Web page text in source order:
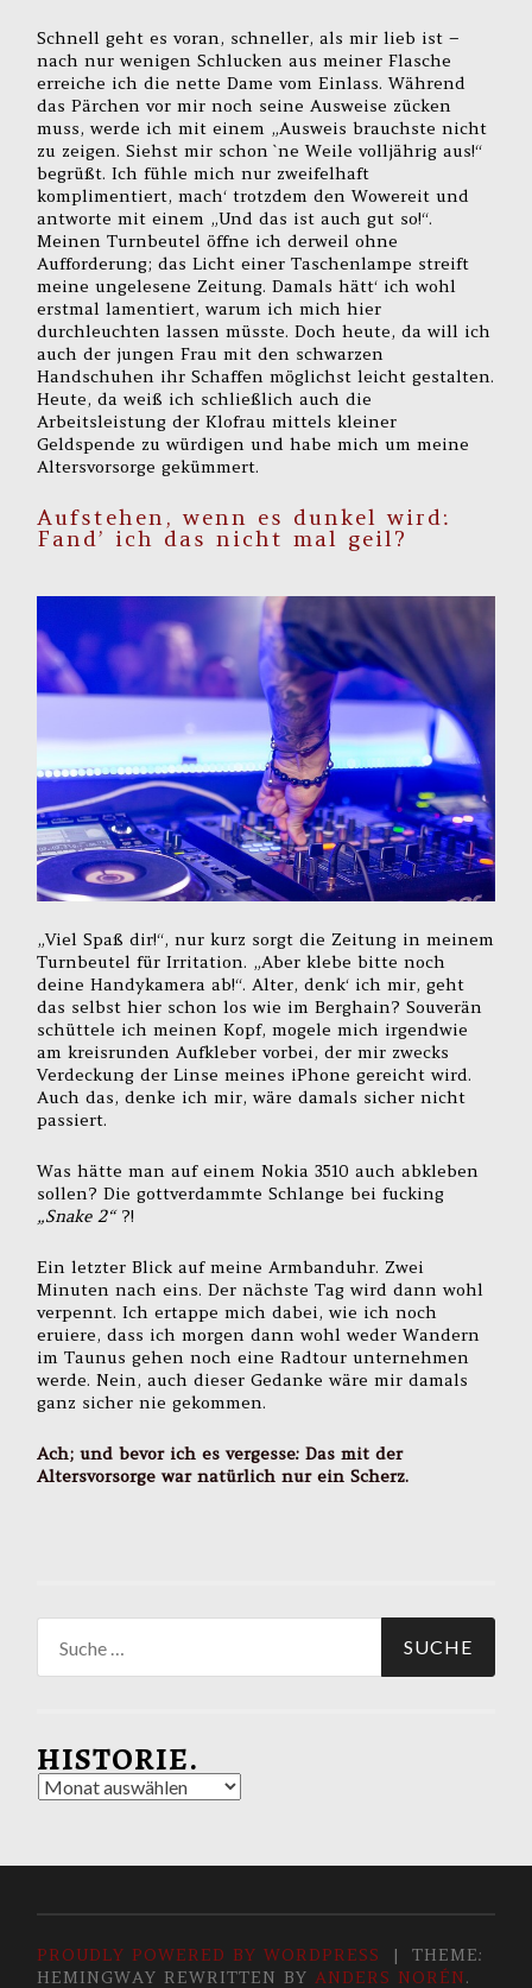
Schnell geht es voran, schneller, als mir lieb ist –
nach nur wenigen Schlucken aus meiner Flasche
erreiche ich die nette Dame vom Einlass. Während
das Pärchen vor mir noch seine Ausweise zücken
muss, werde ich mit einem „Ausweis brauchste nicht
zu zeigen. Siehst mir schon `ne Weile volljährig aus!“
begrüßt. Ich fühle mich nur zweifelhaft
komplimentiert, mach‘ trotzdem den Wowereit und
antworte mit einem „Und das ist auch gut so!“.
Meinen Turnbeutel öffne ich derweil ohne
Aufforderung; das Licht einer Taschenlampe streift
meine ungelesene Zeitung. Damals hätt‘ ich wohl
erstmal lamentiert, warum ich mich hier
durchleuchten lassen müsste. Doch heute, da will ich
auch der jungen Frau mit den schwarzen
Handschuhen ihr Schaffen möglichst leicht gestalten.
Heute, da weiß ich schließlich auch die
Arbeitsleistung der Klofrau mittels kleiner
Geldspende zu würdigen und habe mich um meine
Altersvorsorge gekümmert.
Aufstehen, wenn es dunkel wird:
Fand’ ich das nicht mal geil?
„Viel Spaß dir!“, nur kurz sorgt die Zeitung in meinem
Turnbeutel für Irritation. „Aber klebe bitte noch
deine Handykamera ab!“. Alter, denk‘ ich mir, geht
das selbst hier schon los wie im Berghain? Souverän
schüttele ich meinen Kopf, mogele mich irgendwie
am kreisrunden Aufkleber vorbei, der mir zwecks
Verdeckung der Linse meines iPhone gereicht wird.
Auch das, denke ich mir, wäre damals sicher nicht
passiert.
Was hätte man auf einem Nokia 3510 auch abkleben
sollen? Die gottverdammte Schlange bei fucking
„Snake 2“?!
Ein letzter Blick auf meine Armbanduhr. Zwei
Minuten nach eins. Der nächste Tag wird dann wohl
verpennt. Ich ertappe mich dabei, wie ich noch
eruiere, dass ich morgen dann wohl weder Wandern
im Taunus gehen noch eine Radtour unternehmen
werde. Nein, auch dieser Gedanke wäre mir damals
ganz sicher nie gekommen.
Ach; und bevor ich es vergesse: Das mit der
Altersvorsorge war natürlich nur ein Scherz.
nach:
HISTORIE.
Historie.
PROUDLY POWERED BY WORDPRESS |
THEME:
HEMINGWAY REWRITTEN BYANDERS NORÉN.